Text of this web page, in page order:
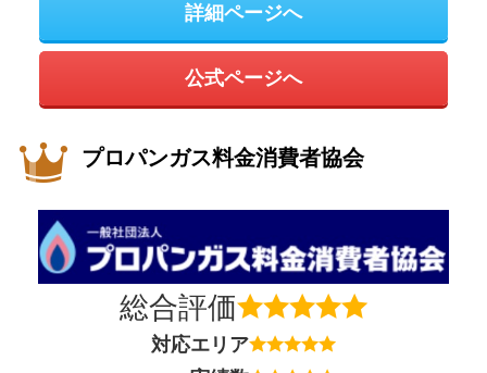
詳細ページへ
公式ページへ
プロパンガス料金消費者協会
総合評価
対応エリア